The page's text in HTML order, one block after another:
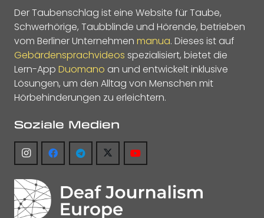
Der Taubenschlag ist eine Website für Taube,
Schwerhörige, Taubblinde und Hörende, betrieben
vom Berliner Unternehmen manua. Dieses ist auf
Gebärdensprachvideos spezialisiert, bietet die
Lern-App Duomano an und entwickelt inklusive
Lösungen, um den Alltag von Menschen mit
Hörbehinderungen zu erleichtern.
Soziale Medien